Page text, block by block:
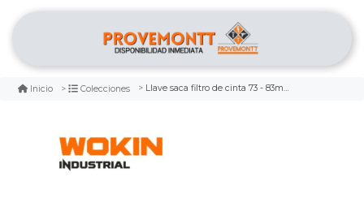
Inicio Colecciones Llave saca filtro de cinta 73 - 83mm wokin